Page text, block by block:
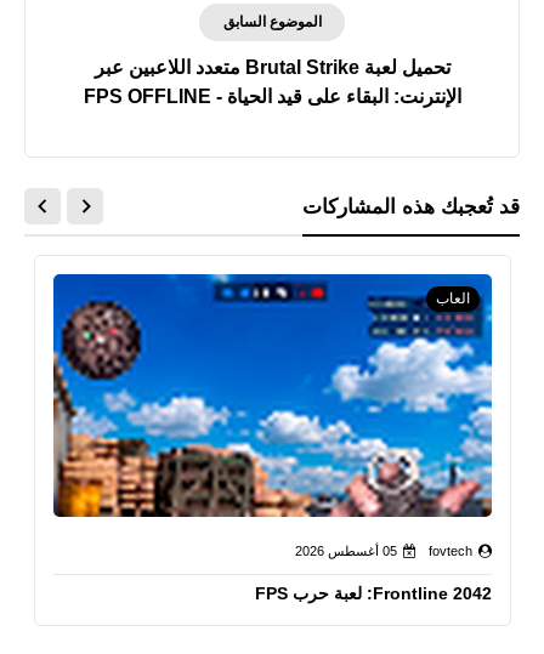
الموضوع السابق
تحميل لعبة Brutal Strike‏ متعدد اللاعبين عبر
الإنترنت: البقاء على قيد الحياة FPS OFFLINE -
قد تُعجبك هذه المشاركات
العاب
fovtech 05 أغسطس 2026
Frontline 2042: لعبة حرب FPS